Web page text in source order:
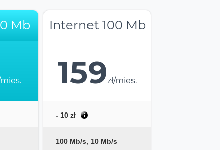
Mb
mies.
Internet 100 Mb
159zł/mies.
- 10 zł
100 Mb/s, 10 Mb/s